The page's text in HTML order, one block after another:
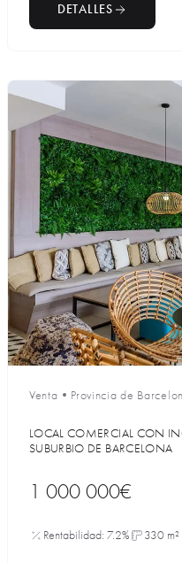
DETALLES
Venta • Provincia de
LOCAL COMERCIAL CON
SUBURBIO DE BARCELONA
1 000 000€
Rentabilidad: 7.2% 330 m²